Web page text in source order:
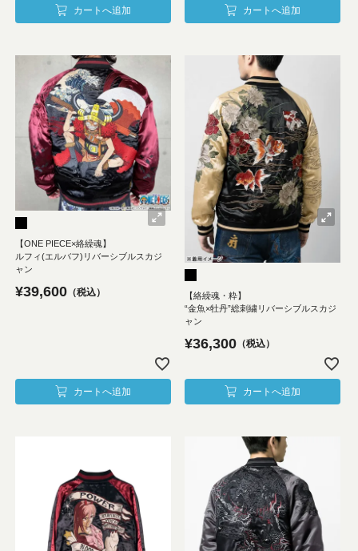
カートへ追加 カートへ追加
【ONE PIECE×絡繰魂】
ルフィ(エルバフ)リバーシブルスカジ
ャン
¥39,600 税込
カートへ追加
【絡繰魂・粋】
“金魚×牡丹”総刺繍リバーシブルスカジ
ャン
¥36,300 税込
カートへ追加